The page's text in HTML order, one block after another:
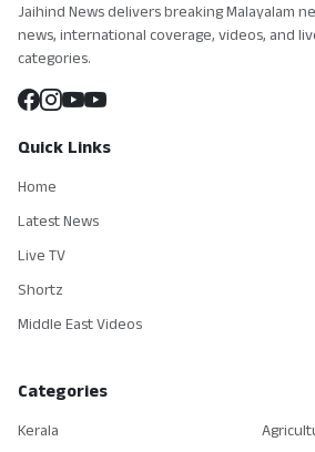
Jaihind News delivers breaking Malayalam
news, international coverage, videos, and
categories.
Quick Links
Home
Latest News
Live TV
Shortz
Middle East Videos
Categories
Kerala